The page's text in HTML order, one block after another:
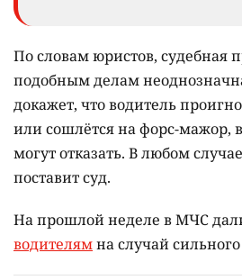
По словам юристов, судебная
подобным делам
докажет, что водитель
или сошлётся на форс-мажор,
могут отказать. В любом
поставит суд.
На прошлой неделе в МЧС
водителямна случай